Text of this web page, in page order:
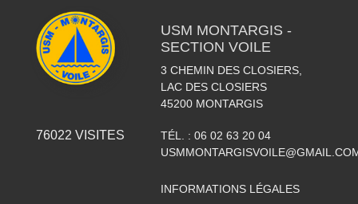
76022 VISITES
USM MONTARGIS -
SECTION VOILE
3 CHEMIN DES CLOSIERS,
LAC DES CLOSIERS
45200 MONTARGIS
TÉL. : 06 02 63 20 04
INFORMATIONS LÉGALES